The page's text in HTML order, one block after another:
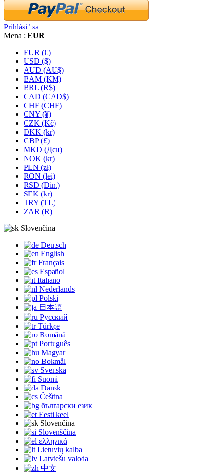
Prihlásiť sa
Mena : EUR
EUR (€)
USD ($)
AUD (AU$)
BAM (KM)
BRL (R$)
CAD (CAD$)
CHF (CHF)
CNY (¥)
CZK (Kč)
DKK (kr)
GBP (£)
MKD (Ден)
NOK (kr)
PLN (zł)
RON (lei)
RSD (Din.)
SEK (kr)
TRY (TL)
ZAR (R)
Slovenčina
Deutsch
English
Français
Español
Italiano
Nederlands
Polski
日本語
Русский
Türkçe
Română
Português
Magyar
Bokmål
Svenska
Suomi
Dansk
Čeština
български език
Eesti keel
Slovenčina
Slovenščina
ελληνικά
Lietuvių kalba
Latviešu valoda
中文